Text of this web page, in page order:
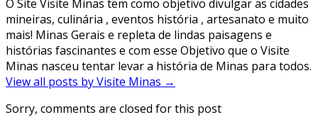
O Site Visite Minas tem como objetivo divulgar as cidades
mineiras, culinária , eventos história , artesanato e muito
mais! Minas Gerais e repleta de lindas paisagens e
histórias fascinantes e com esse Objetivo que o Visite
Minas nasceu tentar levar a história de Minas para todos.
View all posts by Visite Minas →
Sorry, comments are closed for this post